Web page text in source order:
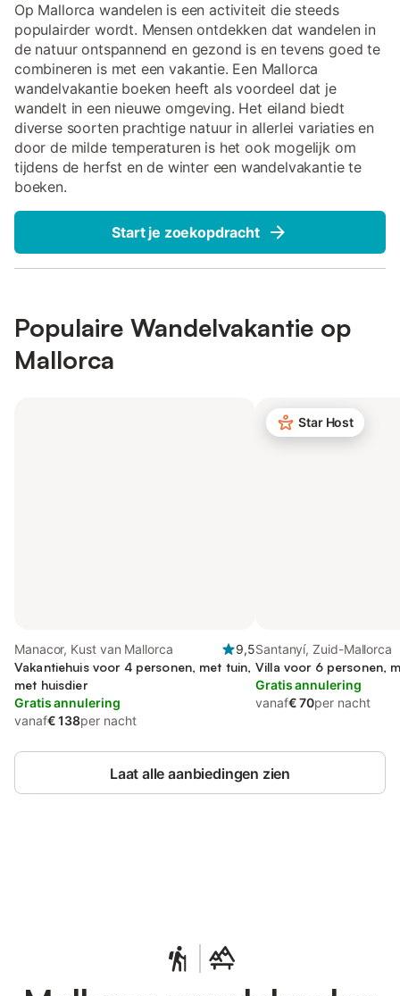
Op Mallorca wandelen is een activiteit die steeds
populairder wordt. Mensen ontdekken dat wandelen in
de natuur ontspannend en gezond is en tevens goed te
combineren is met een vakantie. Een Mallorca
wandelvakantie boeken heeft als voordeel dat je
wandelt in een nieuwe omgeving. Het eiland biedt
diverse soorten prachtige natuur in allerlei variaties en
door de milde temperaturen is het ook mogelijk om
tijdens de herfst en de winter een wandelvakantie te
boeken.
Start je zoekopdracht
Populaire Wandelvakantie op
Mallorca
Manacor, Kust van Mallorca
9,5
Vakantiehuis voor 4 personen, met tuin,
met huisdier
Gratis annulering
vanaf€ 138per nacht
Star Host
Santanyí, Zuid-Mallorca
Villa voor 6 personen,
Gratis annulering
vanaf€ 70per nacht
Laat alle aanbiedingen zien